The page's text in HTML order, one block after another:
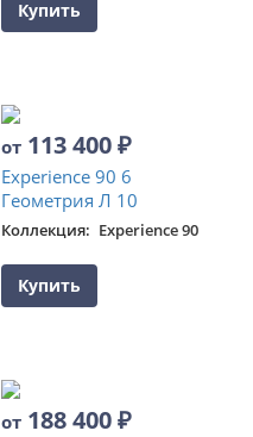
Купить
от 113 400₽
Experience 90 6
Геометрия Л 10
Коллекция Experience 90
Купить
от 188 400₽